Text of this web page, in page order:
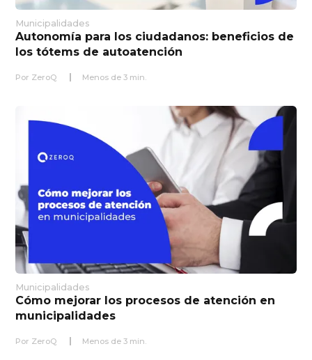
Municipalidades
Autonomía para los ciudadanos: beneficios de
los tótems de autoatención
Por ZeroQ Menos de 3 min.
Municipalidades
Cómo mejorar los procesos de atención en
municipalidades
Por ZeroQ Menos de 3 min.